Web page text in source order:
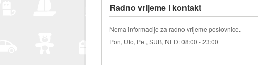
Radno vrijeme i kontakt
Nema informacije za radno vrijeme poslovnice.
Pon, Uto, Pet, SUB, NED: 08:00 - 23:00